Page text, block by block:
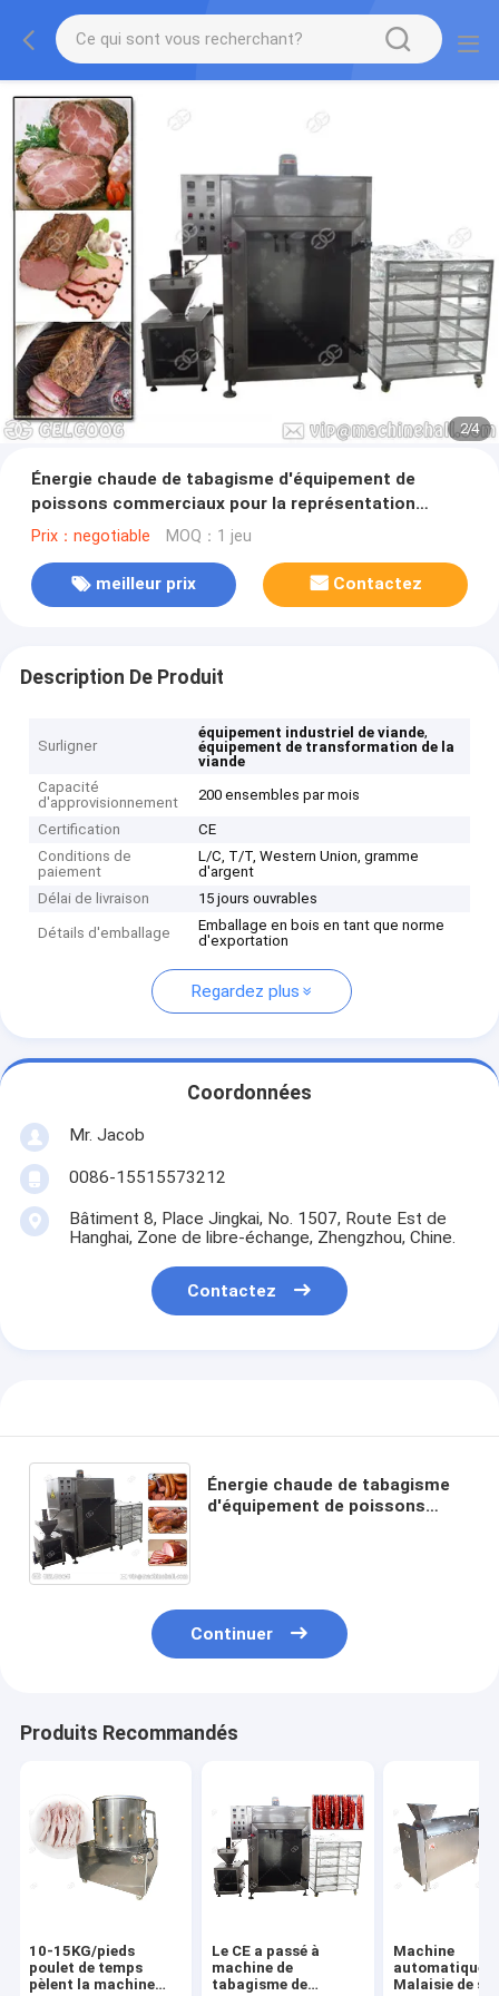
2/4
Énergie chaude de tabagisme d'équipement de
poissons commerciaux pour la représentation
fumée de cachetage de viande
Prix：negotiable MOQ：1 jeu
meilleur prix Contactez
Description De Produit
Surligner
équipement industriel de viande,
équipement de transformation de la
viande
Capacité
d'approvisionnement
200 ensembles par mois
Certification
CE
Conditions de
paiement
L/C, T/T, Western Union, gramme
d'argent
Délai de livraison
15 jours ouvrables
Détails d'emballage
Emballage en bois en tant que norme
d'exportation
Regardez plus
Coordonnées
Mr. Jacob
0086-15515573212
Bâtiment 8, Place Jingkai, No. 1507, Route Est de
Hanghai, Zone de libre-échange, Zhengzhou, Chine.
Contactez
Énergie chaude de tabagisme
d'équipement de poissons
Continuer
Produits Recommandés
10-15KG/pieds
poulet de temps
pèlent la machine
Le CE a passé à
machine de
tabagisme de
Machine
automatique
Malaisie de